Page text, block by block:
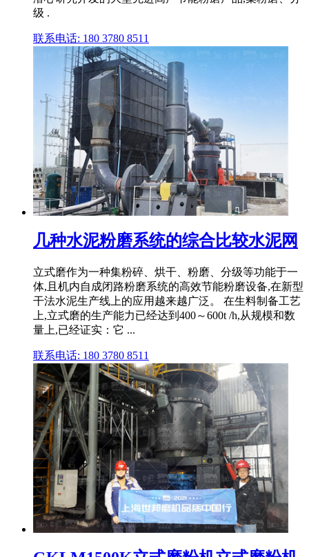
级 .
联系电话: 180 3780 8511
几种水泥粉磨系统的综合比较水泥网
立式磨作为一种集粉碎、烘干、粉磨、分级等功能于一
体,且机内自成闭路粉磨系统的高效节能粉磨设备,在新型
干法水泥生产线上的应用越来越广泛。 在生料制备工艺
上,立式磨的生产能力已经达到400～600t /h,从规模和数
量上,已经证实：它 ...
联系电话: 180 3780 8511